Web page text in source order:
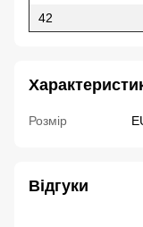
42
Розмір
Відгуки